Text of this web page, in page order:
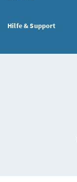
Hilfe & Support